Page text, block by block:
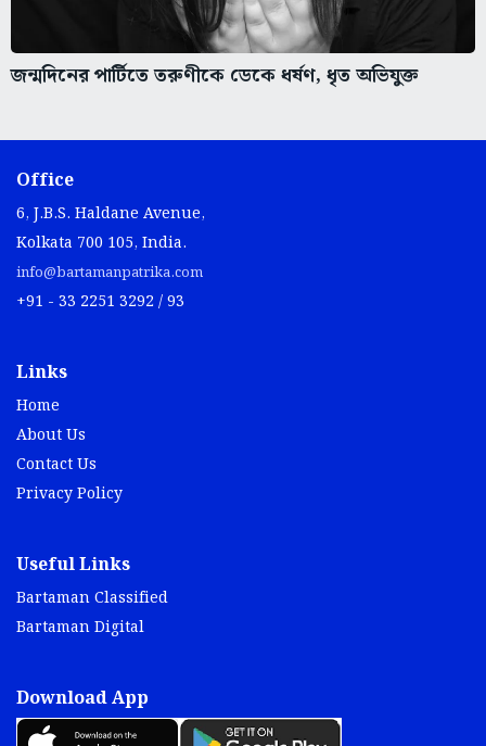
জন্মদিনের পার্টিতে তরুণীকে ডেকে ধর্ষণ, ধৃত অভিযুক্ত
Office
6, J.B.S. Haldane Avenue,
Kolkata 700 105, India.
info@bartamanpatrika.com
+91 - 33 2251 3292 / 93
Links
Home
About Us
Contact Us
Privacy Policy
Useful Links
Bartaman Classified
Bartaman Digital
Download App